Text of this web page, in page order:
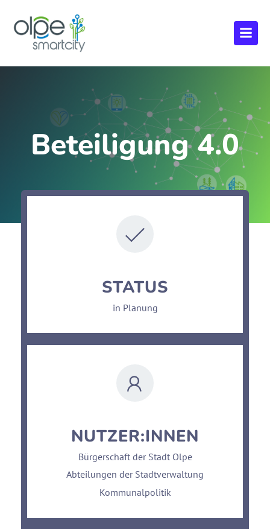
Beteiligung 4.0
STATUS
in Planung
NUTZER:INNEN
Bürgerschaft der Stadt Olpe
Abteilungen der Stadtverwaltung
Kommunalpolitik